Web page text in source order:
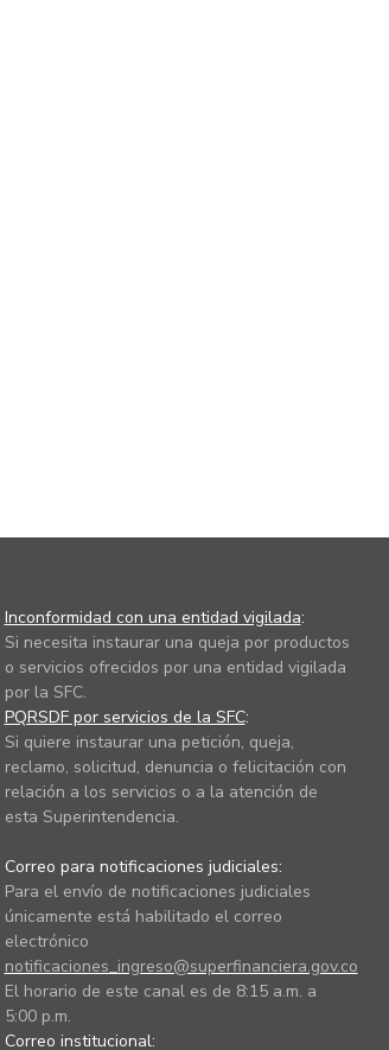
Inconformidad con una entidad vigilada:
Si necesita instaurar una queja por productos
o servicios ofrecidos por una entidad vigilada
por la SFC.
PQRSDF por servicios de la SFC:
Si quiere instaurar una petición, queja,
reclamo, solicitud, denuncia o felicitación con
relación a los servicios o a la atención de
esta Superintendencia.
Correo para notificaciones judiciales:
Para el envío de notificaciones judiciales
únicamente está habilitado el correo
electrónico
notificaciones_ingreso@superfinanciera.gov.co
El horario de este canal es de 8:15 a.m. a
5:00 p.m.
Correo institucional: